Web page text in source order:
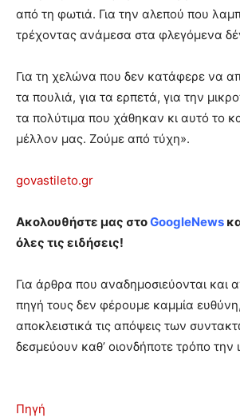
από τη φωτιά. Για την αλεπού που
τρέχοντας ανάμεσα στα φλεγόμενα
Για τη χελώνα που δεν κατάφερε να
τα πουλιά, για τα ερπετά, για την
τα πολύτιμα που χάθηκαν κι αυτό το
μέλλον μας. Ζούμε από τύχη».
govastileto.gr
Ακολουθήστε μας στοGoogleNews
όλες τις ειδήσεις!
Για άρθρα που αναδημοσιεύονται και
πηγή τους δεν φέρουμε καμμία
αποκλειστικά τις απόψεις των
δεσμεύουν καθ’ οιονδήποτε τρόπο την
Πηγή